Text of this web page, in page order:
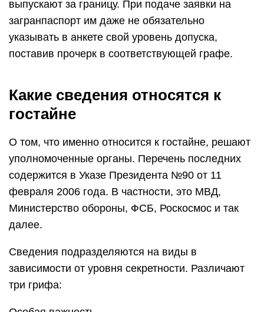
выпускают за границу. При подаче заявки на
загранпаспорт им даже не обязательно
указывать в анкете свой уровень допуска,
поставив прочерк в соответствующей графе.
Какие сведения относятся к
гостайне
О том, что именно относится к гостайне, решают
уполномоченные органы. Перечень последних
содержится в Указе Президента №90 от 11
февраля 2006 года. В частности, это МВД,
Министерство обороны, ФСБ, Роскосмос и так
далее.
Сведения подразделяются на виды в
зависимости от уровня секретности. Различают
три грифа: